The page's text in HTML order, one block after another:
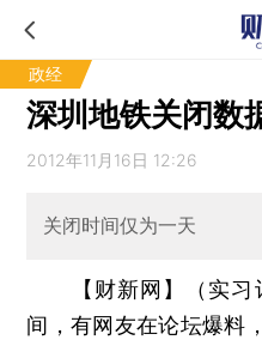
政经
深圳地铁关闭数
2012年11月16日 12:26
关闭时间仅为一天
【财新网】（实习
间，有网友在论坛爆料